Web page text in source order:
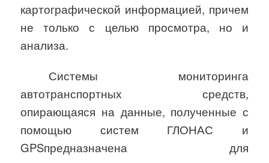
картографической информацией, причем
не только с целью просмотра, но и
анализа.
Системы мониторинга
автотранспортных средств,
опирающаяся на данные, полученные с
помощью систем ГЛОНАС и
GPSпредназначена для